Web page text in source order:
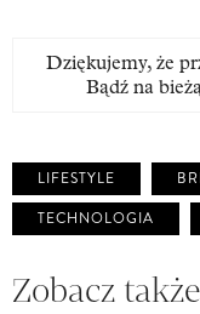
Dziękujemy, że
Bądź na
LIFESTYLE
TECHNOLOGIA
Zobacz także